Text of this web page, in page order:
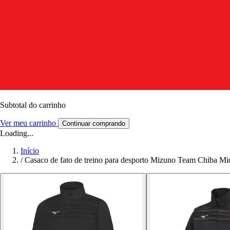
Subtotal do carrinho
Ver meu carrinho Continuar comprando
Loading...
Início
/ Casaco de fato de treino para desporto Mizuno Team Chiba